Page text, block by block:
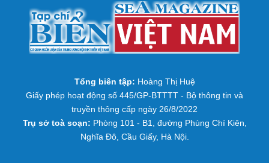
Tổng biên tập: Hoàng Thị Huệ
Giấy phép hoạt động số 445/GP-BTTTT - Bộ thông tin và
truyền thông cấp ngày 26/8/2022
Trụ sở toà soạn: Phòng 101 - B1, đường Phùng Chí Kiên,
Nghĩa Đô, Cầu Giấy, Hà Nội.